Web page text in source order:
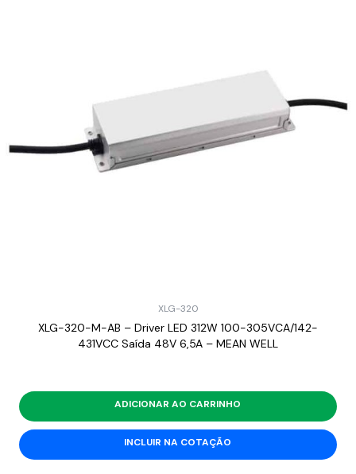
XLG-320
XLG-320-M-AB – Driver LED 312W 100-305VCA/142-
431VCC Saída 48V 6,5A – MEAN WELL
ADICIONAR AO CARRINHO
INCLUIR NA COTAÇÃO